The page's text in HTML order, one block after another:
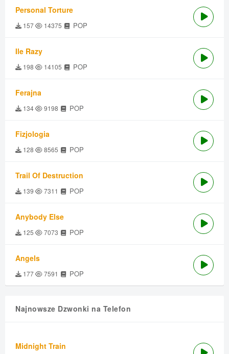
Personal Torture
157 14375 POP
Ile Razy
198 14105 POP
Ferajna
134 9198 POP
Fizjologia
128 8565 POP
Trail Of Destruction
139 7311 POP
Anybody Else
125 7073 POP
Angels
177 7591 POP
Najnowsze Dzwonki na Telefon
Midnight Train